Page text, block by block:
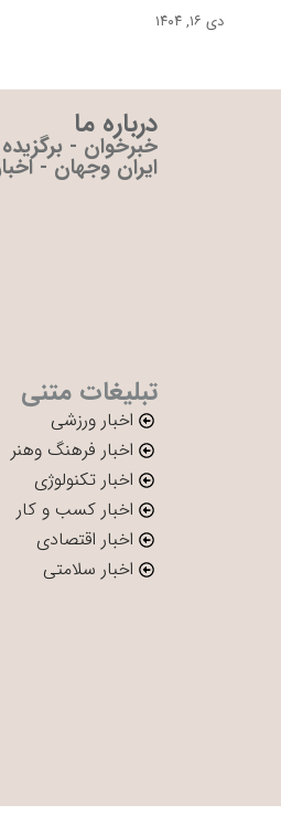
دی ۱۶, ۱۴۰۴
درباره ما
خبرخوان -
ایران وجهان -
تبلیغات متنی
اخبار ورزشی
اخبار فرهنگ وهنر
اخبار تکنولوژی
اخبار کسب و کار
اخبار اقتصادی
اخبار سلامتی